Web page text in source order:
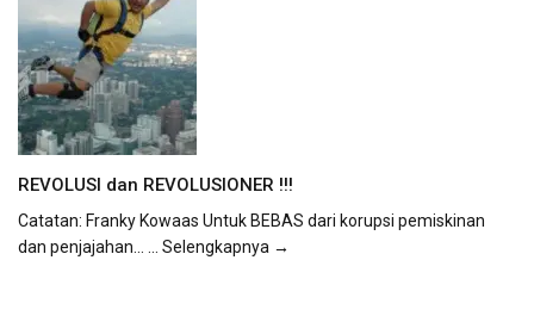
REVOLUSI dan REVOLUSIONER !!!
Catatan: Franky Kowaas Untuk BEBAS dari korupsi pemiskinan
dan penjajahan...
... Selengkapnya →